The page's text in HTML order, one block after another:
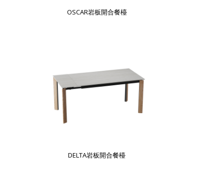
OSCAR岩板開合餐檯
DELTA岩板開合餐檯